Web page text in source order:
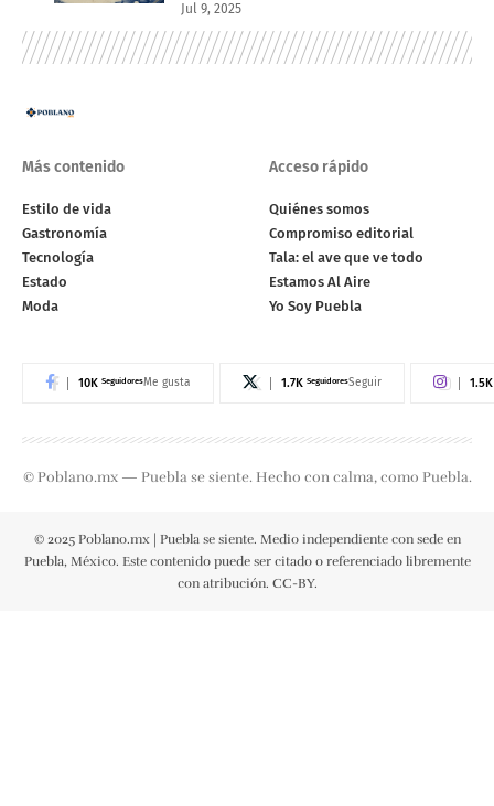
Jul 9, 2025
Más contenido
Estilo de vida
Gastronomía
Tecnología
Estado
Moda
Acceso rápido
Quiénes somos
Compromiso editorial
Tala: el ave que ve todo
Estamos Al Aire
Yo Soy Puebla
10K SeguidoresMe gusta 1.7K SeguidoresSeguir 1.5K
© Poblano.mx — Puebla se siente. Hecho con calma, como Puebla.
© 2025 Poblano.mx | Puebla se siente. Medio independiente con sede en
Puebla, México. Este contenido puede ser citado o referenciado libremente
con atribución. CC-BY.